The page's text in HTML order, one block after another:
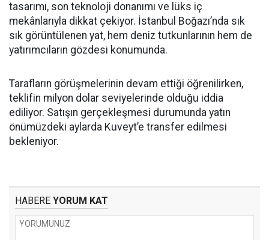
tasarımı, son teknoloji donanımı ve lüks iç
mekânlarıyla dikkat çekiyor. İstanbul Boğazı’nda sık
sık görüntülenen yat, hem deniz tutkunlarının hem de
yatırımcıların gözdesi konumunda.
Tarafların görüşmelerinin devam ettiği öğrenilirken,
teklifin milyon dolar seviyelerinde olduğu iddia
ediliyor. Satışın gerçekleşmesi durumunda yatın
önümüzdeki aylarda Kuveyt’e transfer edilmesi
bekleniyor.
HABERE YORUM KAT